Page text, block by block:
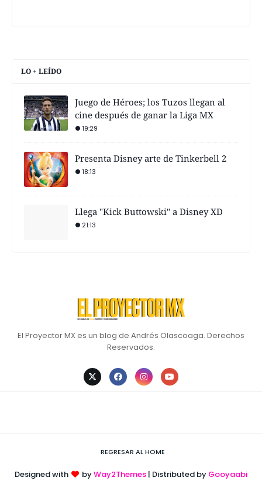
LO + LEÍDO
Juego de Héroes; los Tuzos llegan al
cine después de ganar la Liga MX
19:29
Presenta Disney arte de Tinkerbell 2
18:13
Llega "Kick Buttowski" a Disney XD
21:13
El Proyector MX es un blog de Andrés Olascoaga. Derechos
Reservados.
REGRESAR AL HOME
Designed with byWay2Themes | Distributed by Gooyaabi